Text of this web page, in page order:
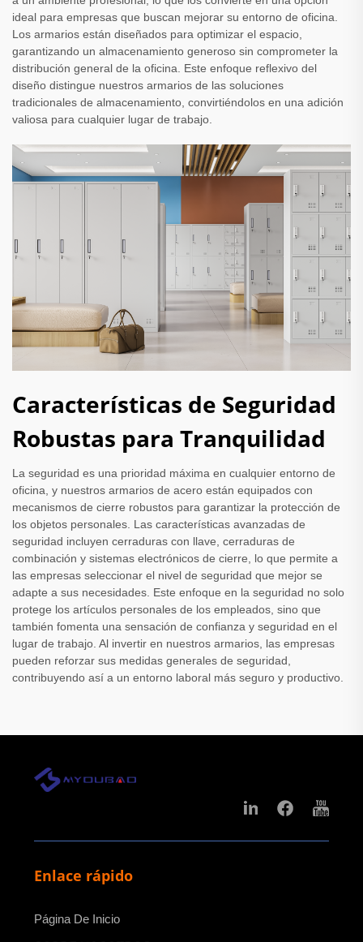
ideal para empresas que buscan mejorar su entorno de oficina.
Los armarios están diseñados para optimizar el espacio,
garantizando un almacenamiento generoso sin comprometer la
distribución general de la oficina. Este enfoque reflexivo del
diseño distingue nuestros armarios de las soluciones
tradicionales de almacenamiento, convirtiéndolos en una adición
valiosa para cualquier lugar de trabajo.
Características de Seguridad
Robustas para Tranquilidad
La seguridad es una prioridad máxima en cualquier entorno de
oficina, y nuestros armarios de acero están equipados con
mecanismos de cierre robustos para garantizar la protección de
los objetos personales. Las características avanzadas de
seguridad incluyen cerraduras con llave, cerraduras de
combinación y sistemas electrónicos de cierre, lo que permite a
las empresas seleccionar el nivel de seguridad que mejor se
adapte a sus necesidades. Este enfoque en la seguridad no solo
protege los artículos personales de los empleados, sino que
también fomenta una sensación de confianza y seguridad en el
lugar de trabajo. Al invertir en nuestros armarios, las empresas
pueden reforzar sus medidas generales de seguridad,
contribuyendo así a un entorno laboral más seguro y productivo.
Enlace rápido
Página De Inicio